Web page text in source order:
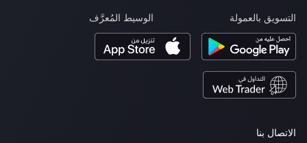
الاتصال بنا
التسويق بالعمولة الوسيط المُعرَّف